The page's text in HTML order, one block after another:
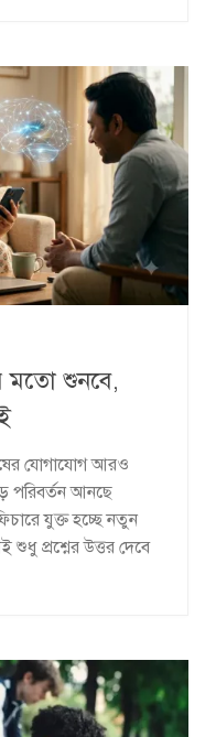
মতো শুনবে,
যোগাযোগ আরও
পরিবর্তন আনছে
যুক্ত হচ্ছে নতুন
শুধু প্রশ্নের উত্তর দেবে